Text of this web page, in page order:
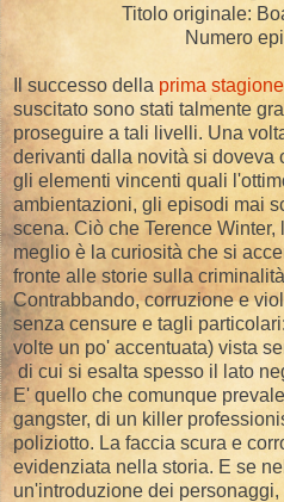
Titolo originale:
Numero
Il successo della prima stagione
suscitato sono stati talmente
proseguire a tali livelli. Una
derivanti dalla novità si doveva
gli elementi vincenti quali
ambientazioni, gli episodi mai
scena. Ciò che Terence Winter,
meglio è la curiosità che si
fronte alle storie sulla
Contrabbando, corruzione e
senza censure e tagli
volte un po' accentuata) vista
di cui si esalta spesso il lato
E' quello che comunque
gangster, di un killer
poliziotto. La faccia scura e
evidenziata nella storia. E se
un'introduzione dei